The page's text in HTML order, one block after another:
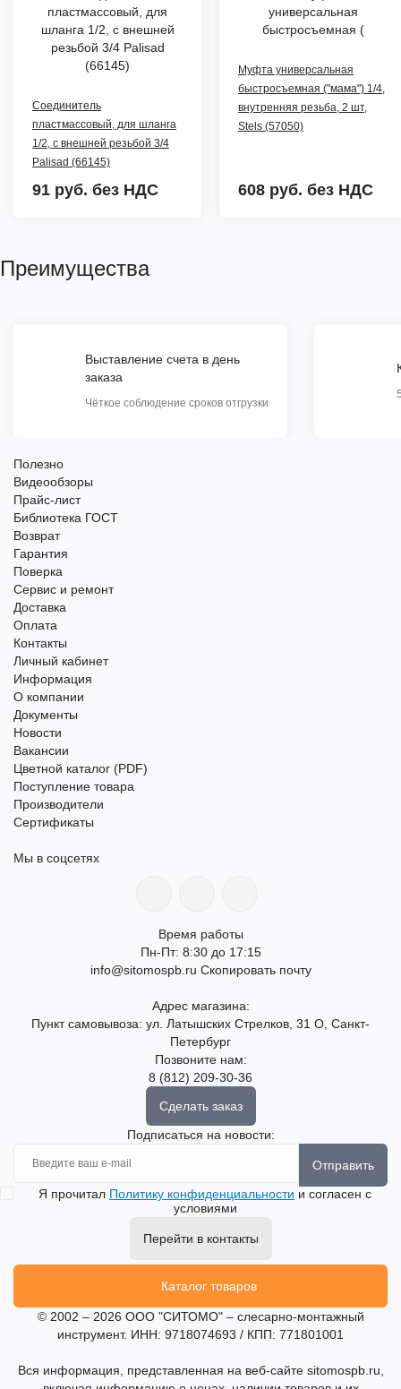
Соединитель
пластмассовый, для шланга
1/2, с внешней резьбой 3/4
Palisad (66145)
91 руб. без НДС
Муфта универсальная
быстросъемная ("мама") 1/4,
внутренняя резьба, 2 шт,
Stels (57050)
608 руб. без НДС
Преимущества
Выставление счета в день
заказа
Чёткое соблюдение сроков отгрузки
Полезно
Видеообзоры
Прайс-лист
Библиотека ГОСТ
Возврат
Гарантия
Поверка
Сервис и ремонт
Доставка
Оплата
Контакты
Личный кабинет
Информация
О компании
Документы
Новости
Вакансии
Цветной каталог (PDF)
Поступление товара
Производители
Сертификаты
Мы в соцсетях
Время работы
Пн-Пт: 8:30 до 17:15
info@sitomospb.ru Скопировать почту
Адрес магазина:
Пункт самовывоза: ул. Латышских Стрелков, 31 О, Санкт-
Петербург
Позвоните нам:
8 (812) 209-30-36
Сделать заказ
Подписаться на новости:
Отправить
Я прочитал Политику конфиденциальности и согласен с
условиями
Перейти в контакты
Каталог товаров
© 2002 – 2026 ООО "СИТОМО" – слесарно-монтажный
инструмент. ИНН: 9718074693 / КПП: 771801001
Вся информация, представленная на веб-сайте sitomospb.ru,